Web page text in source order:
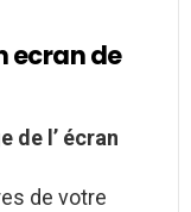
ecran de
de l’ écran
de votre